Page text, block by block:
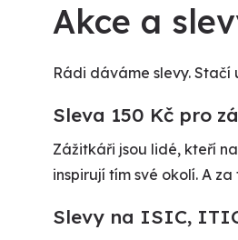
Akce a
Rádi dáváme slevy.
Sleva 150 Kč pro
Zážitkáři jsou lidé, kteří
inspirují tím své okolí. A
Slevy na ISIC,